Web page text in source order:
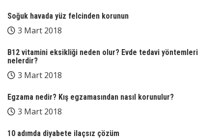
Soğuk havada yüz felcinden korunun
3 Mart 2018
B12 vitamini eksikliği neden olur? Evde tedavi yöntemleri
nelerdir?
3 Mart 2018
Egzama nedir? Kış egzamasından nasıl korunulur?
3 Mart 2018
10 adımda diyabete ilaçsız çözüm